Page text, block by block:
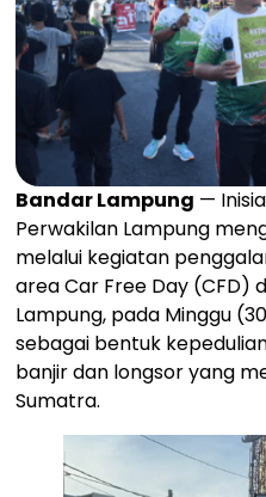
Bandar Lampung —
Perwakilan Lampung
melalui kegiatan
area Car Free Day (CFD)
Lampung, pada Minggu
sebagai bentuk
banjir dan longsor yang
Sumatra.